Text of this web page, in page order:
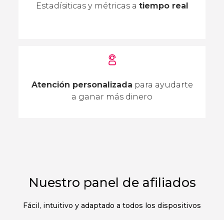
Estadísiticas y métricas a tiempo real
Atención personalizada para ayudarte
a ganar más dinero
Nuestro panel de afiliados
Fácil, intuitivo y adaptado a todos los dispositivos